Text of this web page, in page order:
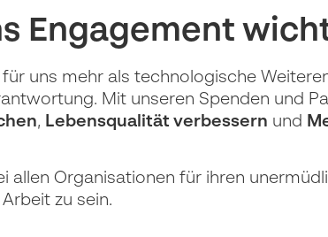
Engagement
uns mehr als technologische
Mit unseren Spenden und
, Lebensqualität verbessern und
allen Organisationen für ihren
zu sein.